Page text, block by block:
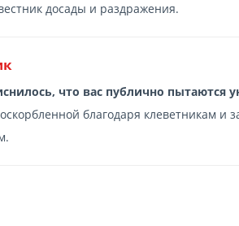
досады и раздражения.
что вас публично пытаются
благодаря клеветникам и